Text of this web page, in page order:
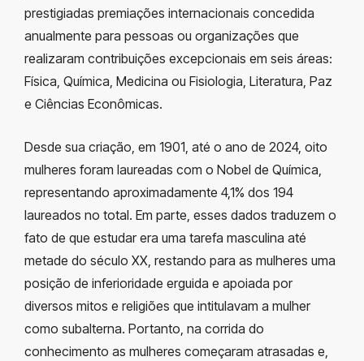
prestigiadas premiações internacionais concedida
anualmente para pessoas ou organizações que
realizaram contribuições excepcionais em seis áreas:
Física, Química, Medicina ou Fisiologia, Literatura, Paz
e Ciências Econômicas.
Desde sua criação, em 1901, até o ano de 2024, oito
mulheres foram laureadas com o Nobel de Química,
representando aproximadamente 4,1% dos 194
laureados no total. Em parte, esses dados traduzem o
fato de que estudar era uma tarefa masculina até
metade do século XX, restando para as mulheres uma
posição de inferioridade erguida e apoiada por
diversos mitos e religiões que intitulavam a mulher
como subalterna. Portanto, na corrida do
conhecimento as mulheres começaram atrasadas e,